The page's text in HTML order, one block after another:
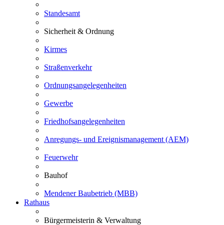
Standesamt
Sicherheit & Ordnung
Kirmes
Straßenverkehr
Ordnungsangelegenheiten
Gewerbe
Friedhofsangelegenheiten
Anregungs- und Ereignismanagement (AEM)
Feuerwehr
Bauhof
Mendener Baubetrieb (MBB)
Rathaus
Bürgermeisterin & Verwaltung